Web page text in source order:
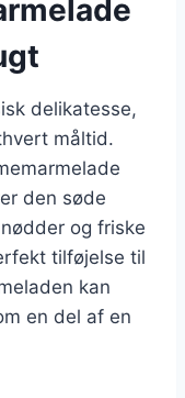
delikatesse,
måltid.
den søde
og friske
tilføjelse til
kan
en del af en